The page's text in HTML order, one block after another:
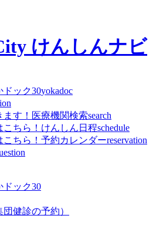
ドック30yokadoc
す！ 医療機関検索search
ちら！ けんしん日程schedule
ちら！ 予約カレンダーreservation
ドック30
健診の予約）